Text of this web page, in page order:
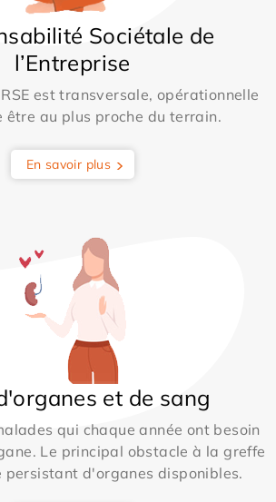
Sociétale de
l’Entreprise
est transversale, opérationnelle
être au plus proche du terrain.
En savoir plus
et de sang
qui chaque année ont besoin
Le principal obstacle à la greffe
persistant d'organes disponibles.